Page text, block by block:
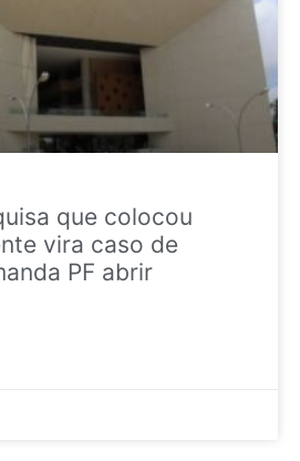
que colocou
vira caso de
PF abrir